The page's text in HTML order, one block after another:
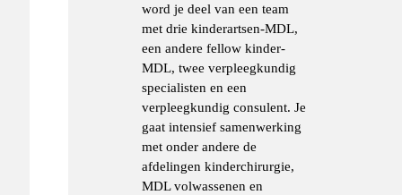
word je deel van een team
met drie kinderartsen-MDL,
een andere fellow kinder-
MDL, twee verpleegkundig
specialisten en een
verpleegkundig consulent. Je
gaat intensief samenwerking
met onder andere de
afdelingen kinderchirurgie,
MDL volwassenen en